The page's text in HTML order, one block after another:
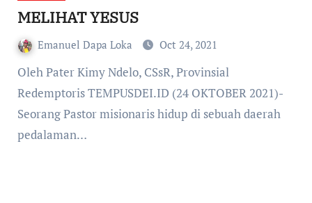
MELIHAT YESUS
Emanuel Dapa Loka Oct 24, 2021
Oleh Pater Kimy Ndelo, CSsR, Provinsial
Redemptoris TEMPUSDEI.ID (24 OKTOBER 2021)-
Seorang Pastor misionaris hidup di sebuah daerah
pedalaman…